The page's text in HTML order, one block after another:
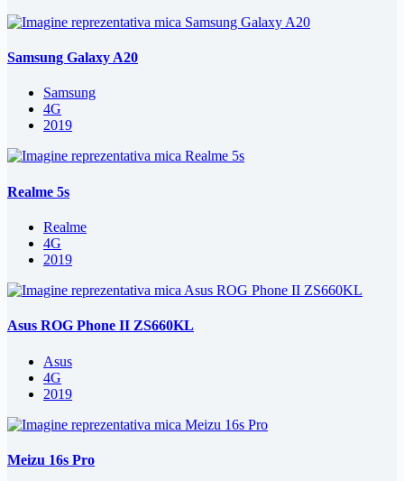
Samsung Galaxy A20
Samsung
4G
2019
Realme 5s
Realme
4G
2019
Asus ROG Phone II ZS660KL
Asus
4G
2019
Meizu 16s Pro